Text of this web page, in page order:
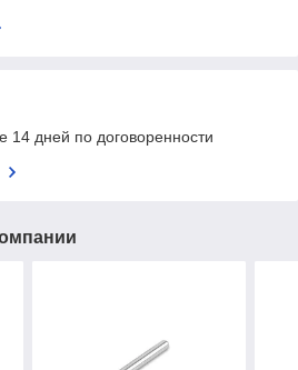
14 дней по договоренности